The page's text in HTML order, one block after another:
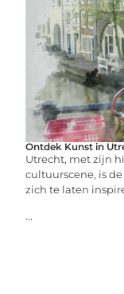
Ontdek Kunst in
Utrecht, met zijn
cultuurscene, is
zich te laten
...